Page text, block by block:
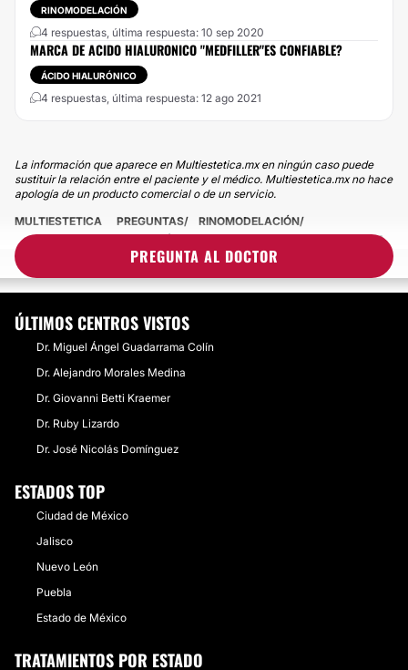
RINOMODELACIÓN
4 respuestas, última respuesta: 10 sep 2020
MARCA DE ACIDO HIALURONICO "MEDFILLER"ES CONFIABLE?
ÁCIDO HIALURÓNICO
4 respuestas, última respuesta: 12 ago 2021
La información que aparece en Multiestetica.mx en ningún caso puede
sustituir la relación entre el paciente y el médico. Multiestetica.mx no hace
apología de un producto comercial o de un servicio.
PREGUNTA AL DOCTOR
MULTIESTETICA PREGUNTAS
RINOMODELACIÓN
¿ES BUENA LA MARCA DE ÁCIDO HIALURONICO REJEUNESSE PARA
ÚLTIMOS CENTROS VISTOS
Dr. Miguel Ángel Guadarrama Colín
Dr. Alejandro Morales Medina
Dr. Giovanni Betti Kraemer
Dr. Ruby Lizardo
Dr. José Nicolás Domínguez
ESTADOS TOP
Ciudad de México
Jalisco
Nuevo León
Puebla
Estado de México
TRATAMIENTOS POR ESTADO